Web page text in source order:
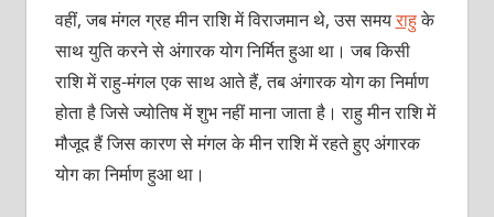
वहीं, जब मंगल ग्रह मीन राशि में विराजमान थे, उस समयराहुके
साथ युति करने से अंगारक योग निर्मित हुआ था। जब किसी
राशि में राहु-मंगल एक साथ आते हैं, तब अंगारक योग का निर्माण
होता है जिसे ज्योतिष में शुभ नहीं माना जाता है। राहु मीन राशि में
मौजूद हैं जिस कारण से मंगल के मीन राशि में रहते हुए अंगारक
योग का निर्माण हुआ था।